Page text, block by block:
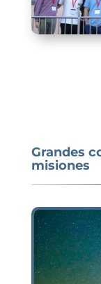
Grandes
misiones